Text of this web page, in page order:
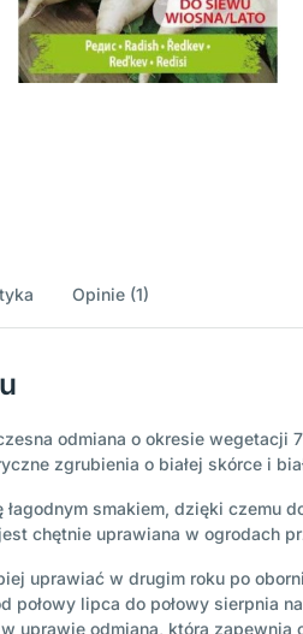
Opinie (1)
odmiana o okresie wegetacji
zgrubienia o białej skórce i
łagodnym smakiem, dzięki czemu
chętnie uprawiana w ogrodach
uprawiać w drugim roku po
połowy lipca do połowy sierpnia
uprawie odmiana, która